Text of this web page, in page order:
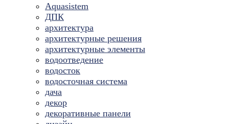
Aquasistem
ДПК
архитектура
архитектурные решения
архитектурные элементы
водоотведение
водосток
водосточная система
дача
декор
декоративные панели